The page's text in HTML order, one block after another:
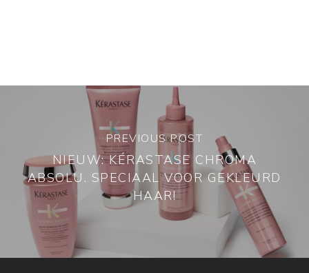
PREVIOUS POST
NIEUW: KÉRASTASE CHROMA
ABSOLU. SPECIAAL VOOR GEKLEURD
HAAR!